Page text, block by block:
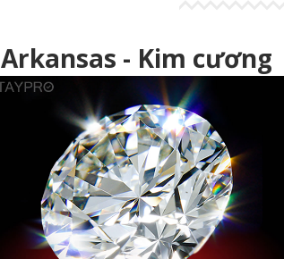
Arkansas - Kim cương